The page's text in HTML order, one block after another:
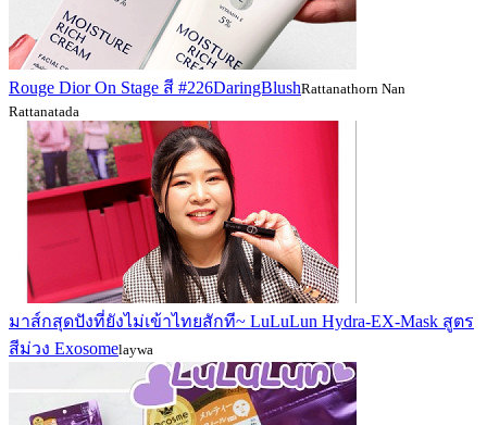
Rouge Dior On Stage สี #226DaringBlushRattanathorn Nan
Rattanatada
มาส์กสุดปังที่ยังไม่เข้าไทยสักที~ LuLuLun Hydra-EX-Mask สูตร
สีม่วง Exosomelaywa